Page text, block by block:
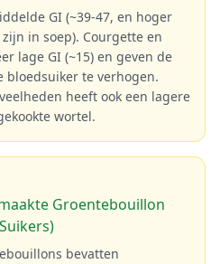
GI (~39-47, en hoger
in soep). Courgette en
lage GI (~15) en geven de
bloedsuiker te verhogen.
heeft ook een lagere
wortel.
Groentebouillon
bevatten